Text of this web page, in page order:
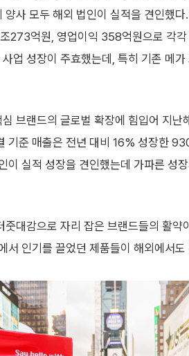
사 모두 해외 법인이 실적을 견인했다
273억원, 영업이익 358억원으로 각각
업 성장이 주효했는데, 특히 기존 메가
브랜드의 글로벌 확장에 힘입어 지난
기준 매출은 전년 대비 16% 성장한
이 실적 성장을 견인했는데 가파른 성
대감으로 자리 잡은 브랜드들의 활
서 인기를 끌었던 제품들이 해외에서